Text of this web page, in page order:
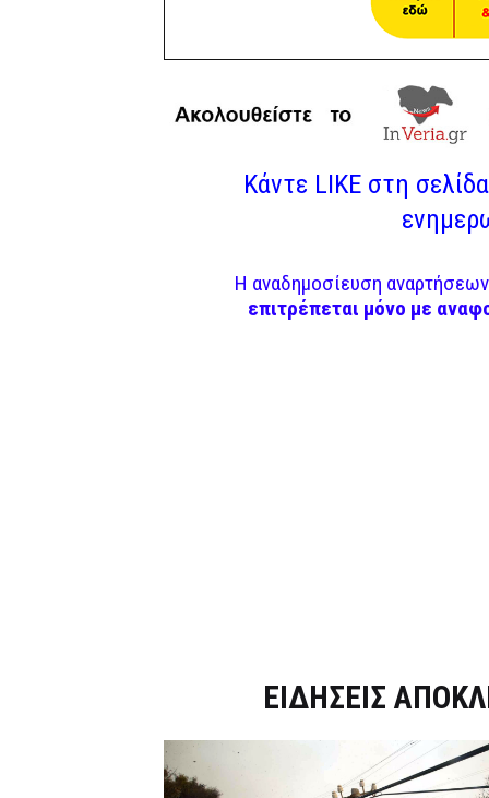
Κάντε LIKE στη
Η αναδημοσίευση
επιτρέπεται μόνο με
ΕΙΔΗΣΕΙΣ